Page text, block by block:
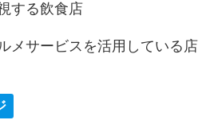
する飲食店
メサービスを活用している店